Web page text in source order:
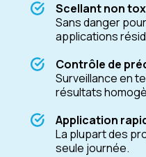
Scellant non
Sans danger
applications
Contrôle de
Surveillance en
résultats
Application
La plupart des
seule journée.